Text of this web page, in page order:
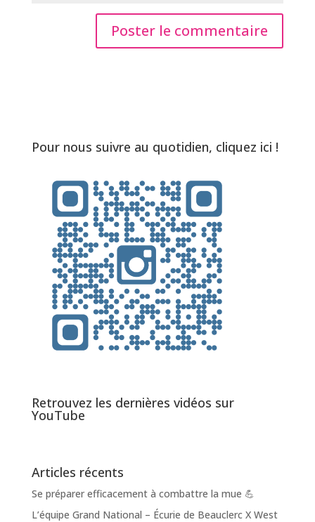
Pour nous suivre au quotidien, cliquez ici !
Retrouvez les dernières vidéos sur
YouTube
Articles récents
Se préparer efficacement à combattre la mue 💪
L’équipe Grand National – Écurie de Beauclerc X West